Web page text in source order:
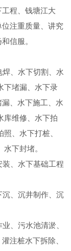
程、钱塘江大
注重质量、讲究
信服。
、水下切割、水
下堵漏、水下录
、水下施工、水
库维修、水下拍
、水下打桩、
下封堵。
、水下基础工程
、沉井制作、沉
、污水池清淤、
注桩水下拆除、